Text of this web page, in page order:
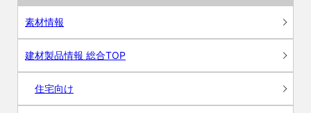
素材情報
建材製品情報 総合TOP
住宅向け